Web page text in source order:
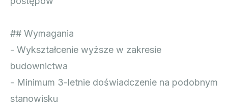
## Wymagania
- Wykształcenie wyższe w zakresie
budownictwa
- Minimum 3-letnie doświadczenie na podobnym
stanowisku